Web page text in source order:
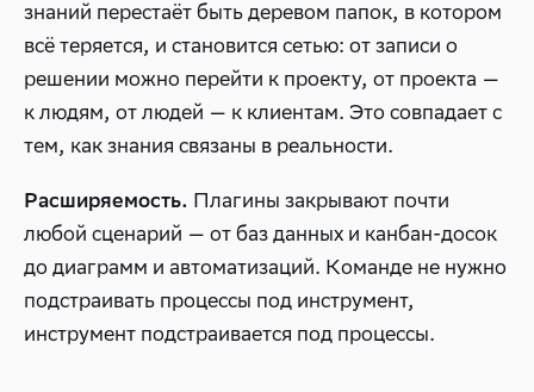
знаний перестаёт быть деревом папок, в котором
всё теряется, и становится сетью: от записи о
решении можно перейти к проекту, от проекта —
к людям, от людей — к клиентам. Это совпадает с
тем, как знания связаны в реальности.
Расширяемость. Плагины закрывают почти
любой сценарий — от баз данных и канбан-досок
до диаграмм и автоматизаций. Команде не нужно
подстраивать процессы под инструмент,
инструмент подстраивается под процессы.